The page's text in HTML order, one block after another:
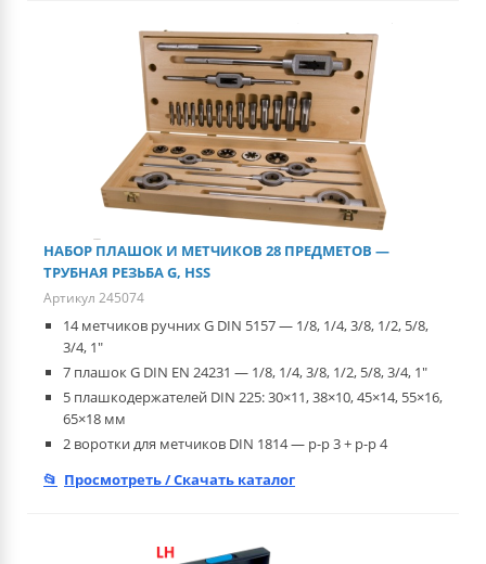
НАБОР ПЛАШОК И МЕТЧИКОВ 28 ПРЕДМЕТОВ —
ТРУБНАЯ РЕЗЬБА G, HSS
Артикул 245074
14 метчиков ручних G DIN 5157 — 1/8, 1/4, 3/8, 1/2, 5/8,
3/4, 1"
7 плашок G DIN EN 24231 — 1/8, 1/4, 3/8, 1/2, 5/8, 3/4, 1"
5 плашкодержателей DIN 225: 30×11, 38×10, 45×14, 55×16,
65×18 мм
2 воротки для метчиков DIN 1814 — р-р 3 + р-р 4
Просмотреть / Скачать каталог